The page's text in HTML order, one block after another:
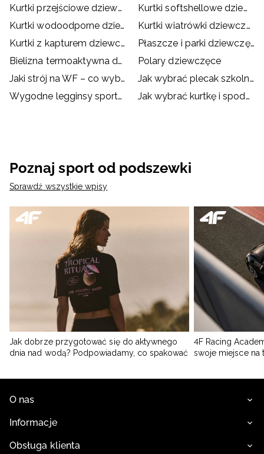
Kurtki przejściowe dziewczęce
Kurtki softshellowe dziewczęce
Kurtki wodoodporne dziewczęce
Kurtki wiatrówki dziewczęce
Kurtki z kapturem dziewczęce
Płaszcze i parki dziewczęce
Bielizna termoaktywna dziewczęca
Polary dziewczęce
Jaki strój na WF – co wybrać dla dziecka?
Jak wybrać plecak szkolny?
Wygodne legginsy sportowe dla dzieci
Jak wybrać kurtkę i spodnie narciarskie dla dziecka?
Poznaj sport od podszewki
Sprawdź wszystkie wpisy
Jak dobrze przygotować się do aktywnego
dnia nad wodą? Podpowiadamy, co spakować
4F Racing
swoje miejsce na
O nas
Informacje
Obsługa klienta